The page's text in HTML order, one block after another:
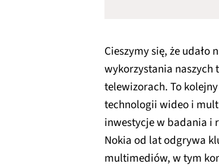
Cieszymy się, że
wykorzystania
telewizorach. To
technologii wideo i
inwestycje w badania i
Nokia od lat odgrywa
multimediów, w tym